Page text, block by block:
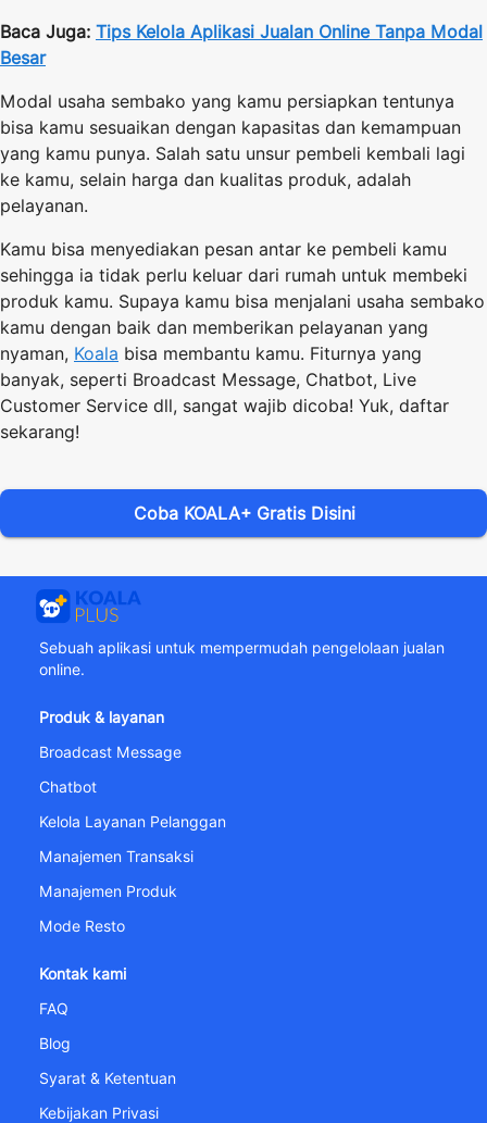
Baca Juga: Tips Kelola Aplikasi Jualan Online Tanpa Modal
Besar
Modal usaha sembako yang kamu persiapkan tentunya
bisa kamu sesuaikan dengan kapasitas dan kemampuan
yang kamu punya. Salah satu unsur pembeli kembali lagi
ke kamu, selain harga dan kualitas produk, adalah
pelayanan.
Kamu bisa menyediakan pesan antar ke pembeli kamu
sehingga ia tidak perlu keluar dari rumah untuk membeki
produk kamu. Supaya kamu bisa menjalani usaha sembako
kamu dengan baik dan memberikan pelayanan yang
nyaman, Koala bisa membantu kamu. Fiturnya yang
banyak, seperti Broadcast Message, Chatbot, Live
Customer Service dll, sangat wajib dicoba! Yuk, daftar
sekarang!
Coba KOALA+ Gratis Disini
Sebuah aplikasi untuk mempermudah pengelolaan jualan
online.
Produk & layanan
Broadcast Message
Chatbot
Kelola Layanan Pelanggan
Manajemen Transaksi
Manajemen Produk
Mode Resto
Kontak kami
FAQ
Blog
Syarat & Ketentuan
Kebijakan Privasi